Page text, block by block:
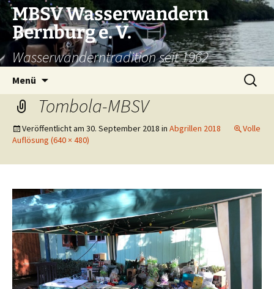
Zum
Inhalt
springen
MBSV Wasserwandern
Bernburg e. V.
Wasserwanderntradition seit 1962
Menü
Suchen
nach:
Tombola-MBSV
Veröffentlicht am 30. September 2018 in Abgrillen 2018
Volle
Auflösung (640 × 480)